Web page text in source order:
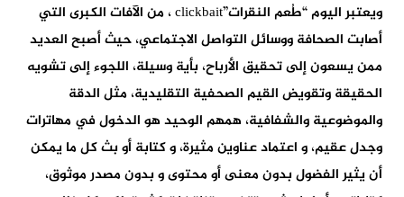
ويعتبر اليوم “طُعم النقرات”clickbait ، من الآفات الكبرى التي
أصابت الصحافة ووسائل التواصل الاجتماعي، حيث أصبح العديد
ممن يسعون إلى تحقيق الأرباح، بأية وسيلة، اللجوء إلى تشويه
الحقيقة وتقويض القيم الصحفية التقليدية، مثل الدقة
والموضوعية والشفافية، همهم الوحيد هو الدخول في مهاترات
وجدل عقيم، و اعتماد عناوين مثيرة، و كتابة أو بث كل ما يمكن
أن يثير الفضول بدون معنى أو محتوى و بدون مصدر موثوق،